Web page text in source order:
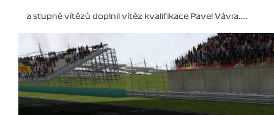
a stupně vítězů doplnil vítěz kvalifikace Pavel Vávra.....